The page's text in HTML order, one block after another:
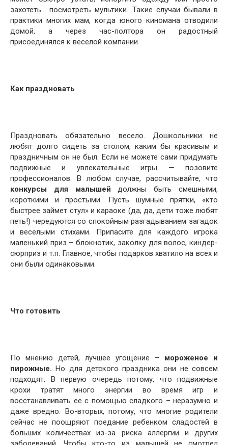
захотеть… посмотреть мультики. Такие случаи бывали в
практики многих мам, когда юного киномана отводили
домой, а через час-полтора он радостный
присоединялся к веселой компании.
Как праздновать
Праздновать обязательно весело. Дошкольники не
любят долго сидеть за столом, каким бы красивым и
праздничным он не был. Если не можете сами придумать
подвижные и увлекательные игры — позовите
профессионалов. В любом случае, рассчитывайте, что
конкурсы для малышейдолжны быть смешными,
короткими и простыми. Пусть шумные прятки, «кто
быстрее займет стул» и караоке (да, да, дети тоже любят
петь!) чередуются со спокойным разгадыванием загадок
и веселыми стихами. Припасите для каждого игрока
маленький приз – блокнотик, заколку для волос, киндер-
сюрприз и т.п. Главное, чтобы подарков хватило на всех и
они были одинаковыми.
Что готовить
По мнению детей, лучшее угощение – мороженое и
пирожные.Но для детского праздника они не совсем
подходят. В первую очередь потому, что подвижные
крохи тратят много энергии во время игр и
восстанавливать ее с помощью сладкого – неразумно и
даже вредно. Во-вторых, потому, что многие родители
сейчас не поощряют поедание ребенком сладостей в
больших количествах из-за риска аллергии и других